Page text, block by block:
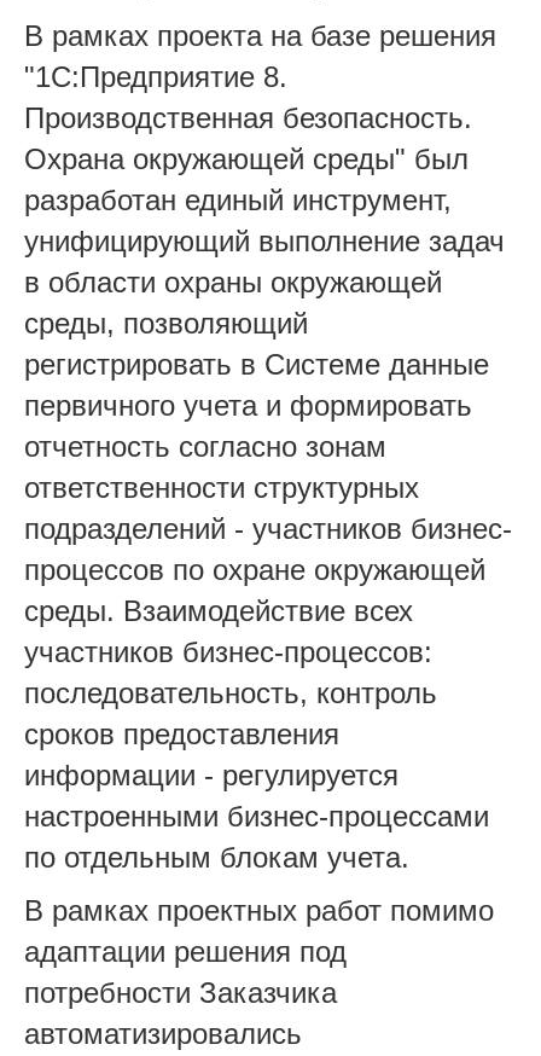
В рамках проекта на базе решения
"1С:Предприятие 8.
Производственная безопасность.
Охрана окружающей среды" был
разработан единый инструмент,
унифицирующий выполнение задач
в области охраны окружающей
среды, позволяющий
регистрировать в Системе данные
первичного учета и формировать
отчетность согласно зонам
ответственности структурных
подразделений - участников бизнес-
процессов по охране окружающей
среды. Взаимодействие всех
участников бизнес-процессов:
последовательность, контроль
сроков предоставления
информации - регулируется
настроенными бизнес-процессами
по отдельным блокам учета.
В рамках проектных работ помимо
адаптации решения под
потребности Заказчика
автоматизировались